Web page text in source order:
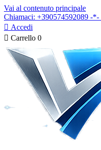
Vai al contenuto principale
Chiamaci: +390574592089 -
 Accedi
 Carrello 0